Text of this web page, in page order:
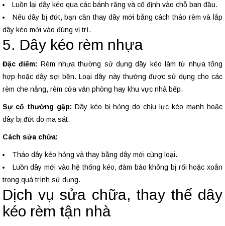
Luồn lại dây kéo qua các bánh răng và cố định vào chỗ ban đầu.
Nếu dây bị đứt, bạn cần thay dây mới bằng cách tháo rèm và lắp
dây kéo mới vào đúng vị trí.
5. Dây kéo rèm nhựa
Đặc điểm: Rèm nhựa thường sử dụng dây kéo làm từ nhựa tổng
hợp hoặc dây sợi bền. Loại dây này thường được sử dụng cho các
rèm che nắng, rèm cửa văn phòng hay khu vực nhà bếp.
Sự cố thường gặp: Dây kéo bị hỏng do chịu lực kéo mạnh hoặc
dây bị đứt do ma sát.
Cách sửa chữa:
Tháo dây kéo hỏng và thay bằng dây mới cùng loại.
Luồn dây mới vào hệ thống kéo, đảm bảo không bị rối hoặc xoắn
trong quá trình sử dụng.
Dịch vụ sửa chữa, thay thế dây
kéo rèm tận nhà